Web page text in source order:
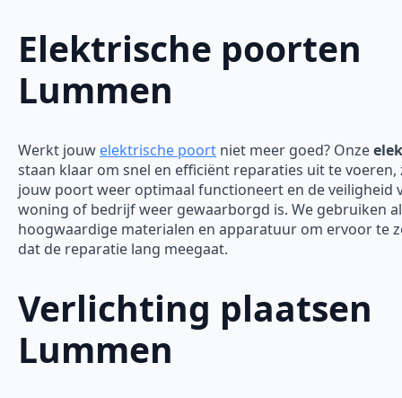
Elektrische poorten
Lummen
Werkt jouw elektrische poort niet meer goed? Onze
staan klaar om snel en efficiënt reparaties uit te voeren,
jouw poort weer optimaal functioneert en de veiligheid
woning of bedrijf weer gewaarborgd is. We gebruiken
hoogwaardige materialen en apparatuur om ervoor te
dat de reparatie lang meegaat.
Verlichting plaatsen
Lummen